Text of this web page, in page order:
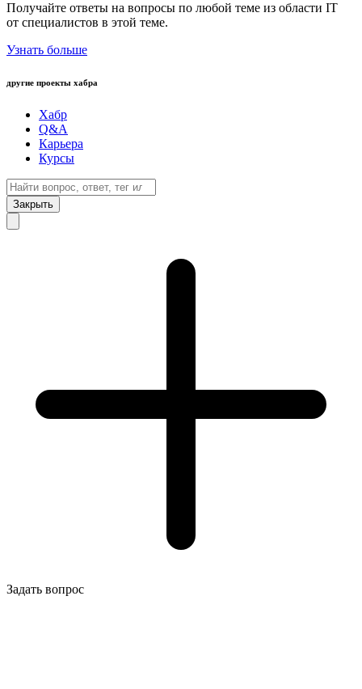
Получайте ответы на вопросы по любой теме из области IT
от специалистов в этой теме.
Узнать больше
другие проекты хабра
Хабр
Q&A
Карьера
Курсы
Закрыть
Задать вопрос